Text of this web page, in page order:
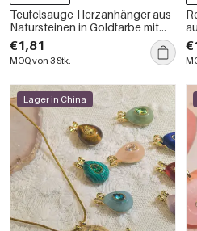
Teufelsauge-Herzanhänger aus
Natursteinen in Goldfarbe mit
Zirkonia
€1,81
MOQ von 3 Stk.
Lager in China